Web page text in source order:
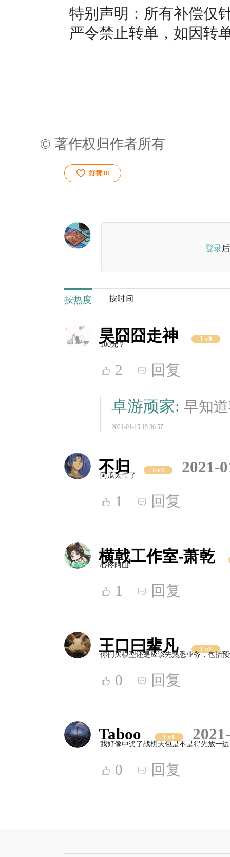
特别声明：所有补偿仅
严令禁止转单，如因转
© 著作权归作者所有
好赞38
登录
按热度 按时间
昊囧囧走神 Lv9
100元？
2 回复
卓游顽家: 早知
2021-01-15 19:36:57
不归 Lv3 2021-
阿瓜太忙了
1 回复
横戟工作室-萧乾
心疼阿山
1 回复
王口曰辈凡 Lv1
你们买模型还是应该先熟悉业务，包括
0 回复
Taboo Lv1
我好像中奖了战棋天包是不是得先放一边
0 回复